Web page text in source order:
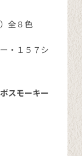
全８色
・１５７シ
スモーキー